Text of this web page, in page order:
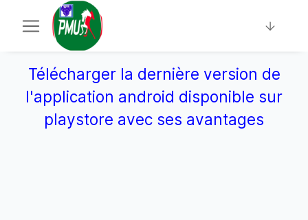
Télécharger la dernière version de
l'application android disponible sur
playstore avec ses avantages